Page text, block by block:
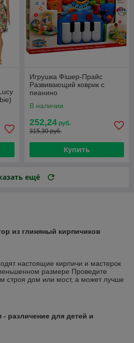
Игрушка Фішер-Прайс
Развивающий коврик с
пианино
В наличии
252,24 руб.
315,30 руб.
Купить
ещё
из глиняный кирпичиков
настоящие кирпичи и мастерок
размере Проведите
строя дом или мост, а может лучше
- различение для детей и